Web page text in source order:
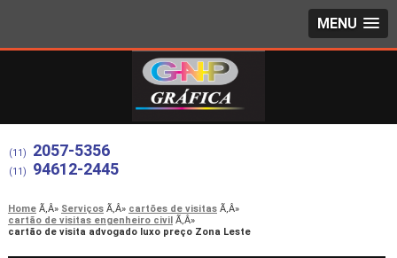
MENU
(11) 2057-5356
(11) 94612-2445
Home Serviços
cartões de visitas
cartão de visitas engenheiro civil
cartão de visita advogado luxo preço Zona Leste